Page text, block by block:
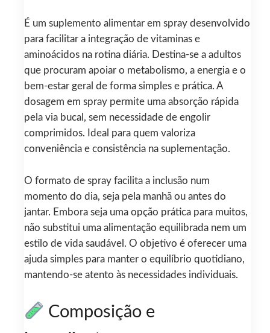
É um suplemento alimentar em spray desenvolvido
para facilitar a integração de vitaminas e
aminoácidos na rotina diária. Destina-se a adultos
que procuram apoiar o metabolismo, a energia e o
bem‑estar geral de forma simples e prática. A
dosagem em spray permite uma absorção rápida
pela via bucal, sem necessidade de engolir
comprimidos. Ideal para quem valoriza
conveniência e consistência na suplementação.
O formato de spray facilita a inclusão num
momento do dia, seja pela manhã ou antes do
jantar. Embora seja uma opção prática para muitos,
não substitui uma alimentação equilibrada nem um
estilo de vida saudável. O objetivo é oferecer uma
ajuda simples para manter o equilíbrio quotidiano,
mantendo-se atento às necessidades individuais.
Composição e